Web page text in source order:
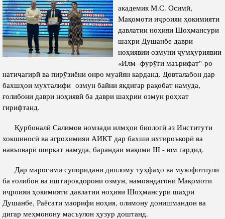
Полномочия
Биография
Книги
Пресс-центр
ПРЕЗИДЕНТ РЕСПУБЛИКИ ТАДЖИКИСТАН
Структура Института
Руководители и сотрудники
История руководителей
академик М.С. Осимӣ,
Мақомоти иҷроияи ҳокимияти
давлатии ноҳияи Шоҳмансури
шаҳри Душанбе даври
ноҳиявии озмуни ҷумҳуриявии
«Илм -фурӯғи маърифат"-ро
натиҷагирӣ ва пирӯзиёни онро муайян карданд. Довталабон дар
бахшҳои мухталифи озмун байни якдигар рақобат намуда,
ғолибони даври ноҳиявӣ ба даври шаҳрии озмун роҳхат
гирифтанд.
Қурбоналӣ Салимов номзади илмҳои биологӣ аз Институти
хокшиносӣ ва агрохимияи АИКТ дар бахши ихтироъкорӣ ва
навъоварӣ ширкат намуда, барандаи мақоми III - юм гардид.
Дар маросими супоридани диплому туҳфаҳо ва мукофотпулӣ
ба ғолибон ва иштирокдорони озмун, намояндагони Мақомоти
иҷроияи ҳокимияти давлатии ноҳияи Шоҳмансури шаҳри
Душанбе, Раёсати маорифи ноҳия, олимону донишмандон ва
дигар меҳмонону масъулон ҳузур доштанд.